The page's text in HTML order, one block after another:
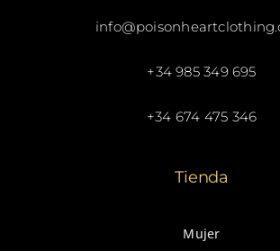
+34 985 349 695
+34 674 475 346
Tienda
Mujer